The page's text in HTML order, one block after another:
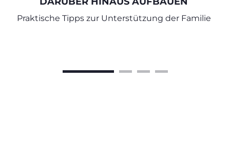
Praktische Tipps zur Unterstützung der Familie